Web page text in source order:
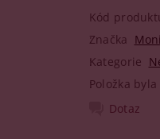
Kód
Značka
Kategorie
Položka
Dotaz